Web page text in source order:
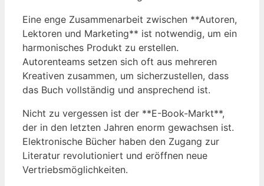
Eine enge Zusammenarbeit zwischen **Autoren,
Lektoren und Marketing** ist notwendig, um ein
harmonisches Produkt zu erstellen.
Autorenteams setzen sich oft aus mehreren
Kreativen zusammen, um sicherzustellen, dass
das Buch vollständig und ansprechend ist.
Nicht zu vergessen ist der **E-Book-Markt**,
der in den letzten Jahren enorm gewachsen ist.
Elektronische Bücher haben den Zugang zur
Literatur revolutioniert und eröffnen neue
Vertriebsmöglichkeiten.